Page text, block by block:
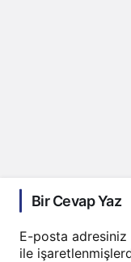
Bir Cevap Yaz
E-posta adresiniz
ile